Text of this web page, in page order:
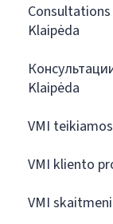
Klaipėda
Klaipėda
VMI
VMI kliento
VMI